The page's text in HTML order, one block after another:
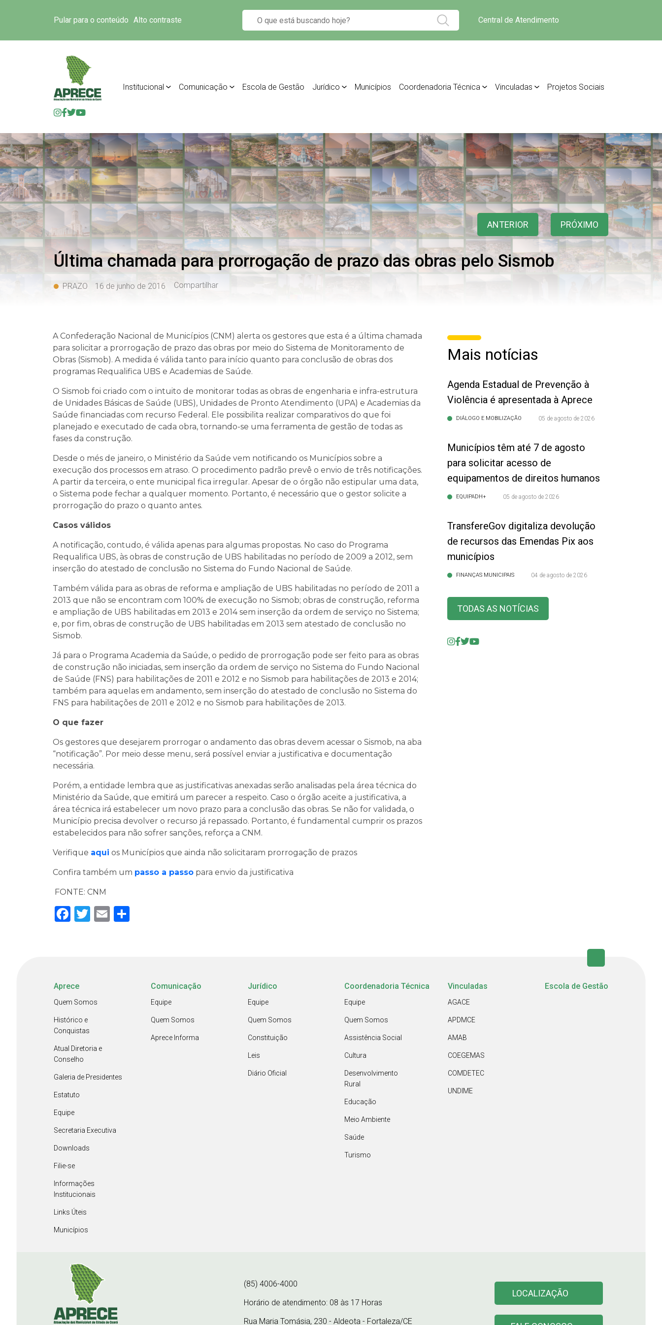
Pular para o conteúdo Alto contraste Central de Atendimento
Institucional Comunicação Escola de Gestão Jurídico Municípios Coordenadoria Técnica Vinculadas Projetos Sociais
ANTERIOR PRÓXIMO
Última chamada para prorrogação de prazo das obras pelo Sismob
PRAZO 16 de junho de 2016 Compartilhar
A Confederação Nacional de Municípios (CNM) alerta os gestores que esta é a última chamada
para solicitar a prorrogação de prazo das obras por meio do Sistema de Monitoramento de
Obras (Sismob). A medida é válida tanto para início quanto para conclusão de obras dos
programas Requalifica UBS e Academias de Saúde.
O Sismob foi criado com o intuito de monitorar todas as obras de engenharia e infra-estrutura
de Unidades Básicas de Saúde (UBS), Unidades de Pronto Atendimento (UPA) e Academias da
Saúde financiadas com recurso Federal. Ele possibilita realizar comparativos do que foi
planejado e executado de cada obra, tornando-se uma ferramenta de gestão de todas as
fases da construção.
Desde o més de janeiro, o Ministério da Saúde vem notificando os Municípios sobre a
execução dos processos em atraso. O procedimento padrão prevê o envio de três notificações.
A partir da terceira, o ente municipal fica irregular. Apesar de o órgão não estipular uma data,
o Sistema pode fechar a qualquer momento. Portanto, é necessário que o gestor solicite a
prorrogação do prazo o quanto antes.
Casos válidos
A notificação, contudo, é válida apenas para algumas propostas. No caso do Programa
Requalifica UBS, às obras de construção de UBS habilitadas no período de 2009 a 2012, sem
inserção do atestado de conclusão no Sistema do Fundo Nacional de Saúde.
Também válida para as obras de reforma e ampliação de UBS habilitadas no período de 2011 a
2013 que não se encontram com 100% de execução no Sismob; obras de construção, reforma
e ampliação de UBS habilitadas em 2013 e 2014 sem inserção da ordem de serviço no Sistema;
e, por fim, obras de construção de UBS habilitadas em 2013 sem atestado de conclusão no
Sismob.
Já para o Programa Academia da Saúde, o pedido de prorrogação pode ser feito para as obras
de construção não iniciadas, sem inserção da ordem de serviço no Sistema do Fundo Nacional
de Saúde (FNS) para habilitações de 2011 e 2012 e no Sismob para habilitações de 2013 e 2014;
também para aquelas em andamento, sem inserção do atestado de conclusão no Sistema do
FNS para habilitações de 2011 e 2012 e no Sismob para habilitações de 2013.
O que fazer
Os gestores que desejarem prorrogar o andamento das obras devem acessar o Sismob, na aba
“notificação”. Por meio desse menu, será possível enviar a justificativa e documentação
necessária.
Porém, a entidade lembra que as justificativas anexadas serão analisadas pela área técnica do
Ministério da Saúde, que emitirá um parecer a respeito. Caso o órgão aceite a justificativa, a
área técnica irá estabelecer um novo prazo para a conclusão das obras. Se não for validada, o
Município precisa devolver o recurso já repassado. Portanto, é fundamental cumprir os prazos
estabelecidos para não sofrer sanções, reforça a CNM.
Verifique aqui os Municípios que ainda não solicitaram prorrogação de prazos
Confira também um passo a passo para envio da justificativa
FONTE: CNM
Facebook
Twitter
Email
Mais notícias
Agenda Estadual de Prevenção à
Violência é apresentada à Aprece
DIÁLOGO E MOBILIZAÇÃO 05 de agosto de 2026
Municípios têm até 7 de agosto
para solicitar acesso de
equipamentos de direitos humanos
EQUIPADH+ 05 de agosto de 2026
TransfereGov digitaliza devolução
de recursos das Emendas Pix aos
municípios
FINANÇAS MUNICIPAIS 04 de agosto de 2026
TODAS AS NOTÍCIAS
Aprece
Quem Somos
Histórico e
Conquistas
Atual Diretoria e
Conselho
Galeria de Presidentes
Estatuto
Equipe
Secretaria Executiva
Downloads
Filie-se
Informações
Institucionais
Links Úteis
Municípios
Comunicação
Equipe
Quem Somos
Aprece Informa
Jurídico
Equipe
Quem Somos
Constituição
Leis
Diário Oficial
Coordenadoria Técnica
Equipe
Quem Somos
Assistência Social
Cultura
Desenvolvimento
Rural
Educação
Meio Ambiente
Saúde
Turismo
Vinculadas
AGACE
APDMCE
AMAB
COEGEMAS
COMDETEC
UNDIME
Escola de Gestão
(85) 4006-4000
Horário de atendimento: 08 às 17 Horas
Rua Maria Tomásia, 230 - Aldeota - Fortaleza/CE
LOCALIZAÇÃO